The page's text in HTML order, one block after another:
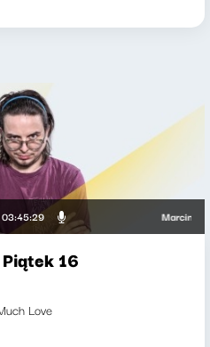
03:45:29 Marcin Mann,
16
Love